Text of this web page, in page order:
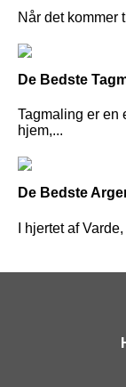
Når det kommer
De Bedste
Tagmaling er en
hjem,...
De Bedste
I hjertet af